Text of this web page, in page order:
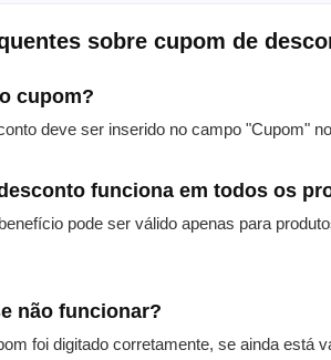
sobre cupom de
cupom?
deve ser inserido no campo "Cupom"
funciona em todos os
pode ser válido apenas para
não funcionar?
foi digitado corretamente, se ainda está